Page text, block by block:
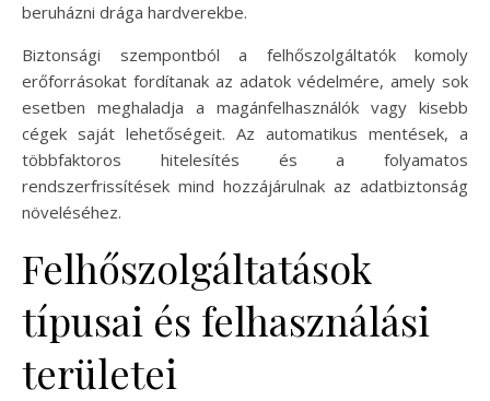
beruházni drága hardverekbe.
Biztonsági szempontból a felhőszolgáltatók komoly
erőforrásokat fordítanak az adatok védelmére, amely sok
esetben meghaladja a magánfelhasználók vagy kisebb
cégek saját lehetőségeit. Az automatikus mentések, a
többfaktoros hitelesítés és a folyamatos
rendszerfrissítések mind hozzájárulnak az adatbiztonság
növeléséhez.
Felhőszolgáltatások
típusai és felhasználási
területei